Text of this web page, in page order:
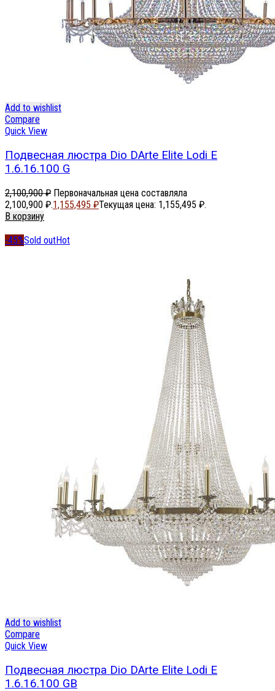
Add to wishlist
Compare
Quick View
Подвесная люстра Dio DArte Elite Lodi E
1.6.16.100 G
2,100,900₽ Первоначальная цена составляла
2,100,900 ₽.1,155,495 ₽Текущая цена: 1,155,495 ₽.
В корзину
-45%Sold outHot
Add to wishlist
Compare
Quick View
Подвесная люстра Dio DArte Elite Lodi E
1.6.16.100 GB